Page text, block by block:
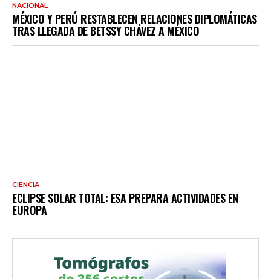
NACIONAL
MÉXICO Y PERÚ RESTABLECEN RELACIONES DIPLOMÁTICAS
TRAS LLEGADA DE BETSSY CHÁVEZ A MÉXICO
CIENCIA
ECLIPSE SOLAR TOTAL: ESA PREPARA ACTIVIDADES EN
EUROPA